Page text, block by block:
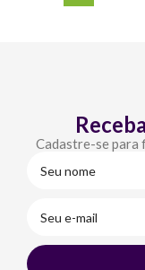
Cadastre-se para